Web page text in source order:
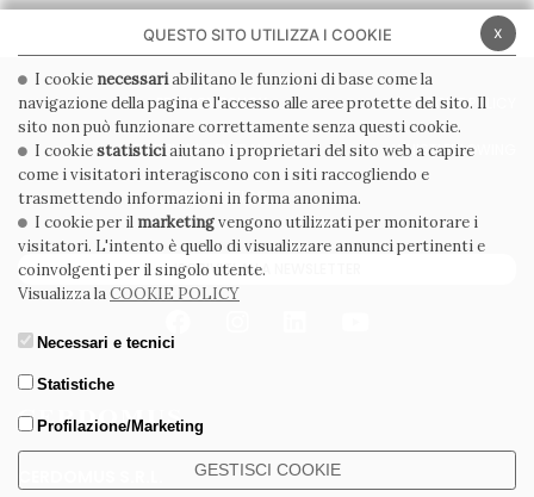
PRIVACY POLICY COOKIE POLICY
CONDIZIONI GENERALI WHISTLEBLOWING
CODICE ETICO
ISCRIVITI ALLA NEWSLETTER
x
QUESTO SITO UTILIZZA I COOKIE
I cookie necessariabilitano le funzioni di base come la
navigazione della pagina e l'accesso alle aree protette del sito. Il
sito non può funzionare correttamente senza questi cookie.
I cookiestatisticiaiutano i proprietari del sito web a capire
come i visitatori interagiscono con i siti raccogliendo e
trasmettendo informazioni in forma anonima.
I cookie per il marketingvengono utilizzati per monitorare i
visitatori. L'intento è quello di visualizzare annunci pertinenti e
coinvolgenti per il singolo utente.
Visualizza laCOOKIE POLICY
Necessari e tecnici
Statistiche
Profilazione/Marketing
GESTISCI COOKIE